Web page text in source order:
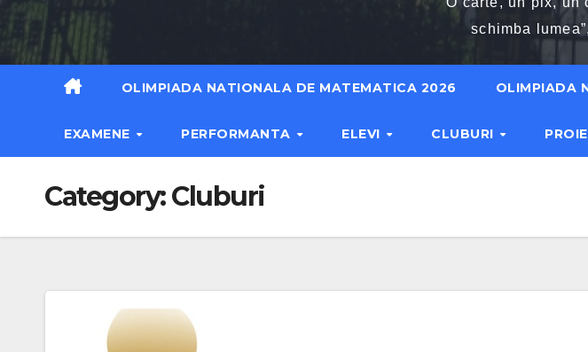
schimba
OLIMPIADA NATIONALA DE MATEMATICA 2026 OLIMPIADA
EXAMENE PERFORMANTA ELEVI CLUBURI
Category:Cluburi